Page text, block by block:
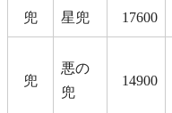
兜 星兜 17600
兜
悪の
兜
14900